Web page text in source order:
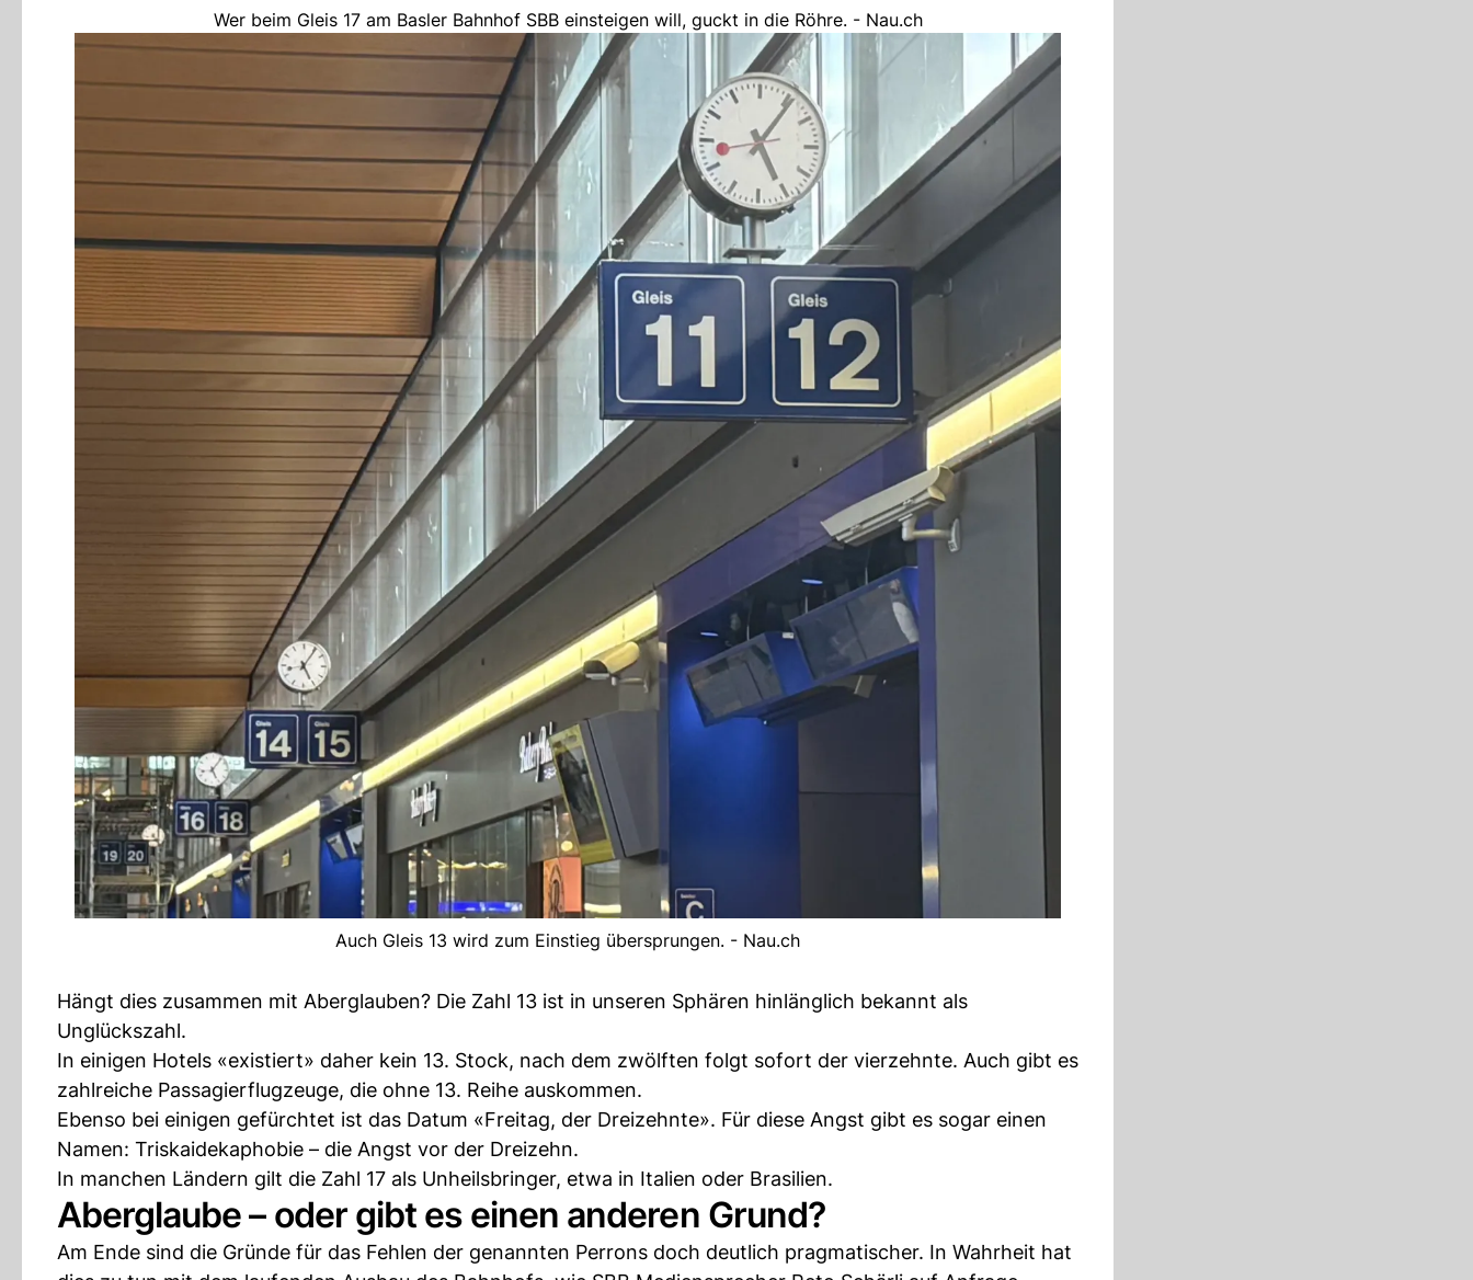
Wer beim Gleis 17 am Basler Bahnhof SBB einsteigen will, guckt in die Röhre. - Nau.ch
Auch Gleis 13 wird zum Einstieg übersprungen. - Nau.ch
Hängt dies zusammen mit Aberglauben? Die Zahl 13 ist in unseren Sphären hinlänglich bekannt als
Unglückszahl.
In einigen Hotels «existiert» daher kein 13. Stock, nach dem zwölften folgt sofort der vierzehnte. Auch gibt es
zahlreiche Passagierflugzeuge, die ohne 13. Reihe auskommen.
Ebenso bei einigen gefürchtet ist das Datum «Freitag, der Dreizehnte». Für diese Angst gibt es sogar einen
Namen: Triskaidekaphobie – die Angst vor der Dreizehn.
In manchen Ländern gilt die Zahl 17 als Unheilsbringer, etwa in Italien oder Brasilien.
Aberglaube – oder gibt es einen anderen Grund?
Am Ende sind die Gründe für das Fehlen der genannten Perrons doch deutlich pragmatischer. In Wahrheit hat